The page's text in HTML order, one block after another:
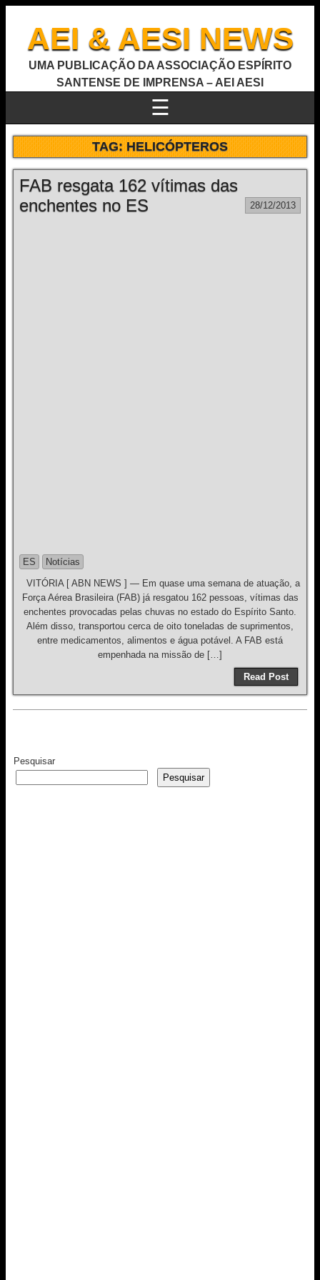
AEI & AESI NEWS
UMA PUBLICAÇÃO DA ASSOCIAÇÃO ESPÍRITO
SANTENSE DE IMPRENSA – AEI AESI
☰
TAG:HELICÓPTEROS
FAB resgata 162 vítimas das
enchentes no ES
28/12/2013
ES
Notícias
VITÓRIA [ ABN NEWS ] — Em quase uma semana de atuação, a
Força Aérea Brasileira (FAB) já resgatou 162 pessoas, vítimas das
enchentes provocadas pelas chuvas no estado do Espírito Santo.
Além disso, transportou cerca de oito toneladas de suprimentos,
entre medicamentos, alimentos e água potável. A FAB está
empenhada na missão de […]
Read Post
Pesquisar
Pesquisar